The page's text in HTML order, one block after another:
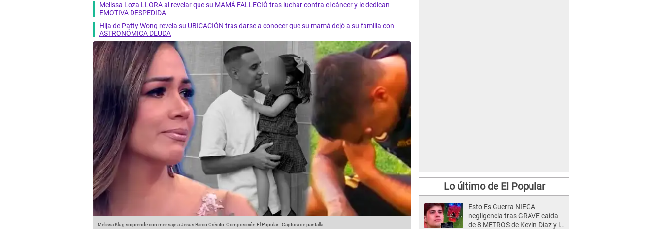
Melissa Loza LLORA al revelar que su MAMÁ FALLECIÓ tras luchar contra el cáncer y le dedican
EMOTIVA DESPEDIDA
Hija de Patty Wong revela su UBICACIÓN tras darse a conocer que su mamá dejó a su familia con
ASTRONÓMICA DEUDA
Melissa Klug sorprende con mensaje a Jesus BarcoCrédito: Composición El Popular - Captura de pantalla
Lo último de El Popular
Esto Es Guerra NIEGA
negligencia tras GRAVE caída
de 8 METROS de Kevin Díaz y lo